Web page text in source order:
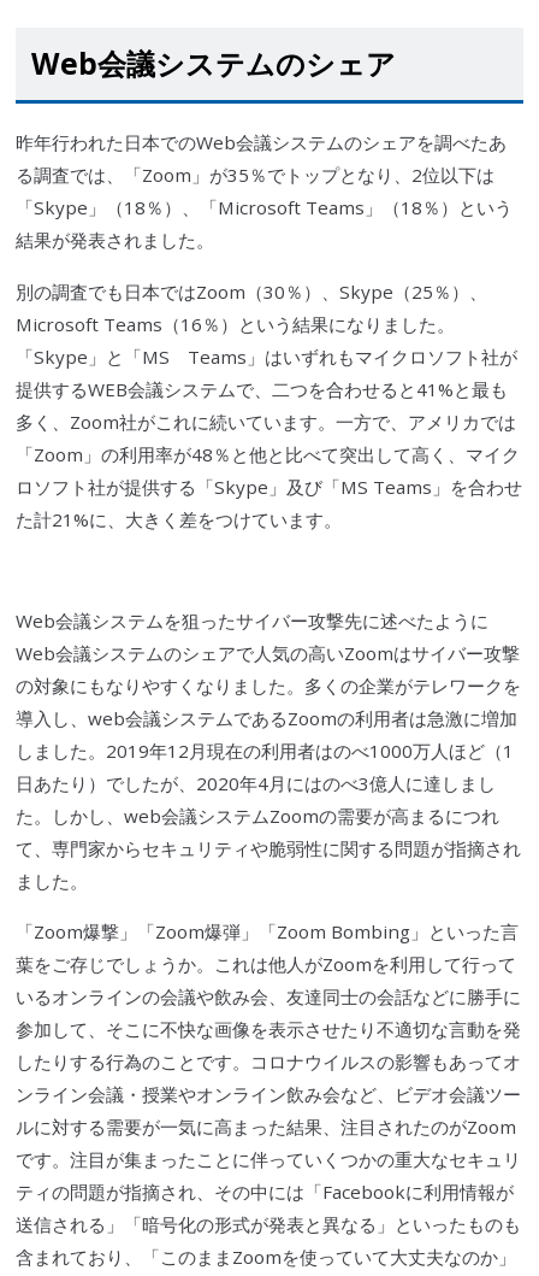
Web会議システムのシェア
昨年行われた日本でのWeb会議システムのシェアを調べたあ
る調査では、「Zoom」が35％でトップとなり、2位以下は
「Skype 」（18％）、「Microsoft Teams」（18％）という
結果が発表されました。
別の調査でも日本ではZoom（30％）、Skype （25％）、
Microsoft Teams（16％）という結果になりました。
「Skype 」と「MS Teams」はいずれもマイクロソフト社が
提供するWEB会議システムで、二つを合わせると41%と最も
多く、Zoom社がこれに続いています。一方で、 アメリ カでは
「Zoom」の利用率が48％と他と比べて突出して高く、 マイク
ロソフト社が提供する「Skype 」及び「MS Teams」を合わせ
た計21%に、大きく差をつけています。
Web会議システムを狙ったサイバー攻撃先に述べたように
Web会議システムのシェアで人気の高いZoomはサイバー攻撃
の対象にもなりやすくなりました。多くの企業がテレワークを
導入し、web会議システムであるZoomの利用者は急激に増加
しました。2019年12月現在の利用者はのべ1000万人ほど（1
日あたり）でしたが、2020年4月にはのべ3億人に達しまし
た。しかし、web会議システムZoomの需要が高まるにつれ
て、専門家からセキュリティや脆弱性に関する問題が指摘され
ました。
「Zoom爆撃」「Zoom爆弾」「Zoom Bombing」といった言
葉をご存じでしょうか。これは他人がZoomを利用して行って
いるオンラインの会議や飲み会、友達同士の会話などに勝手に
参加して、そこに不快な画像を表示させたり不適切な言動を発
したりする行為のことです。 コロナウイルスの影響もあってオ
ンライン会議・授業やオンライン飲み会など、ビデオ会議ツー
ルに対する需要が一気に高まった結果、注目されたのがZoom
です。注目が集まったことに伴っていくつかの重大なセキュリ
ティの問題が指摘され、その中には「Facebookに利用情報が
送信される」「暗号化の形式が発表と異なる」といったものも
含まれており、「このままZoomを使っていて大丈夫なのか」